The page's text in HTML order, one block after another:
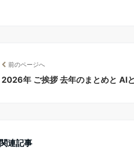
前のページへ
2026年 ご挨拶 去年のまとめと AI
関連記事